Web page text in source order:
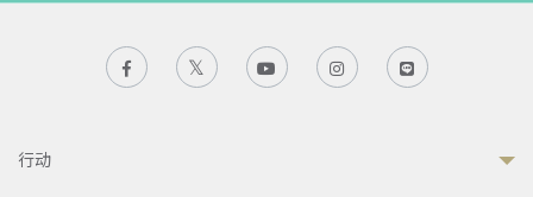
行动